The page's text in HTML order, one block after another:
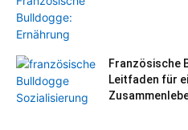
Französische
Leitfaden für